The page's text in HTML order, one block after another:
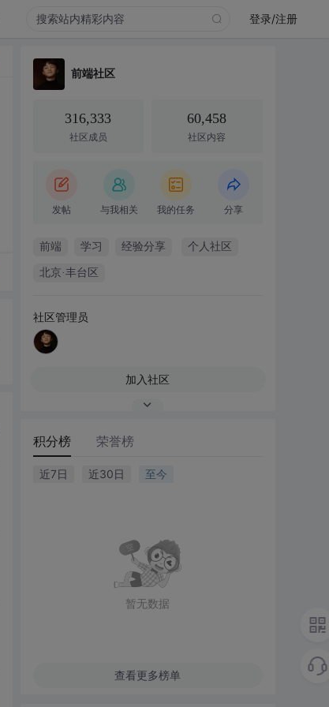
登录/注册
前端社区
316,333
社区成员
60,458
社区内容
发帖 与我相关 我的任务 分享
前端 学习 经验分享 个人社区
北京·丰台区
社区管理员
加入社区
积分榜 荣誉榜
近7日 近30日 至今
暂无数据
查看更多榜单